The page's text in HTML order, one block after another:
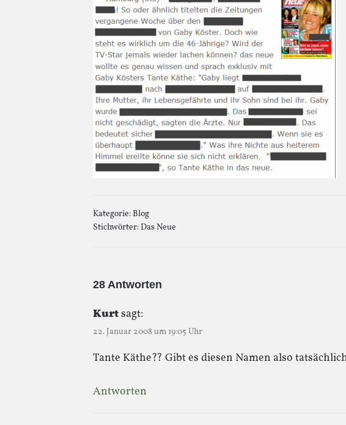
Kategorie:Blog
Stichwörter:Das Neue
28 Antworten
Kurtsagt:
22. Januar 2008 um 19:05 Uhr
Tante Käthe?? Gibt es diesen Namen also
Antworten